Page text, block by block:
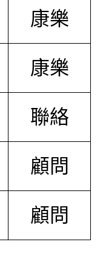
康樂
康樂
聯絡
顧問
顧問